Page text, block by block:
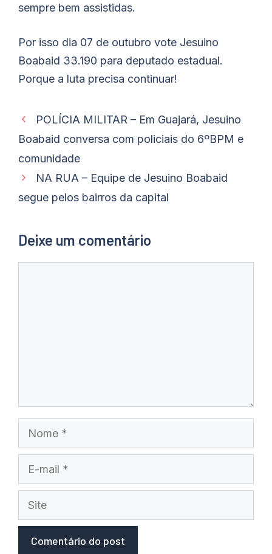
sempre bem assistidas.
Por isso dia 07 de outubro vote Jesuino
Boabaid 33.190 para deputado estadual.
Porque a luta precisa continuar!
POLÍCIA MILITAR – Em Guajará, Jesuino
Boabaid conversa com policiais do 6ºBPM e
comunidade
NA RUA – Equipe de Jesuino Boabaid
segue pelos bairros da capital
Deixe um comentário
Nome
mail
Site